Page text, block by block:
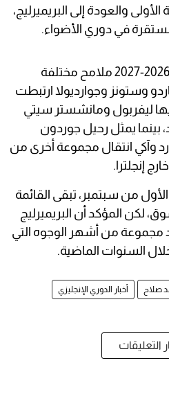
والعودة إلى البريميرليج،
في دوري الأضواء.
تمنح هذه الرحيلات موسم 2026-2027 ملامح مختلفة
وستونز وجوارديولا ارتبطت
ليفربول ومانشستر سيتي
يمثل رحيل جوردون
وآكي انتقال مجموعة أخرى من
إنجلترا.
من سبتمبر، تبقى القائمة
لكن المؤكد أن البريميرليج
من أشهر الوجوه التي
السنوات الماضية.
صلاح أخبار الدوري الإنجليزي
التعليقات